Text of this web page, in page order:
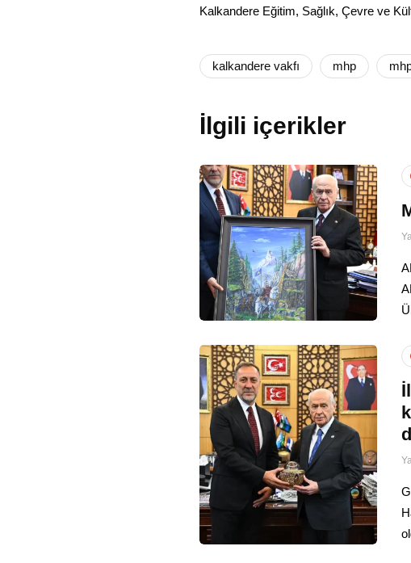
Kalkandere Eğitim, Sağlık, Çevre ve
kalkandere vakfı mhp
İlgili içerikler